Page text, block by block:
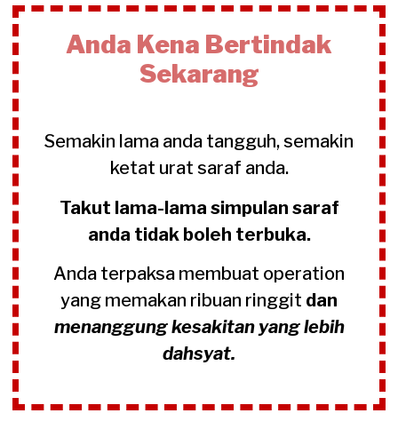
Anda Kena Bertindak
Sekarang
Semakin lama anda tangguh, semakin
ketat urat saraf anda.
Takut lama-lama simpulan saraf
anda tidak boleh terbuka.
Anda terpaksa membuat operation
yang memakan ribuan ringgit dan
menanggung kesakitan yang lebih
dahsyat.